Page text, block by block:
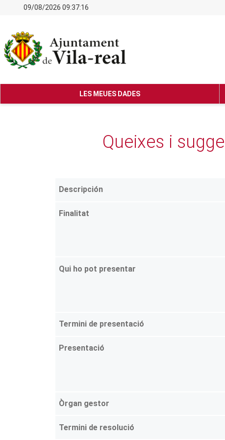
09/08/2026 09:37:16
LES MEUES DADES
Queixes i
Descripción
Finalitat
Qui ho pot presentar
Termini de presentació
Presentació
Òrgan gestor
Termini de resolució